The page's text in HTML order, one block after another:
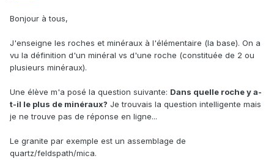
Bonjour à tous,
J'enseigne les roches et minéraux à l'élémentaire (la base). On a
vu la définition d'un minéral vs d'une roche (constituée de 2 ou
plusieurs minéraux).
Une élève m'a posé la question suivante: Dans quelle roche y a-
t-il le plus de minéraux? Je trouvais la question intelligente mais
je ne trouve pas de réponse en ligne...
Le granite par exemple est un assemblage de
quartz/feldspath/mica.